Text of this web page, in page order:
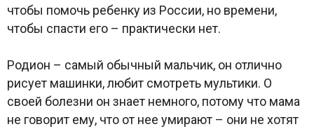
чтобы помочь ребенку из России, но времени,
чтобы спасти его – практически нет.
Родион – самый обычный мальчик, он отлично
рисует машинки, любит смотреть мультики. О
своей болезни он знает немного, потому что мама
не говорит ему, что от нее умирают – они не хотят